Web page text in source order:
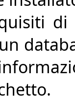
di